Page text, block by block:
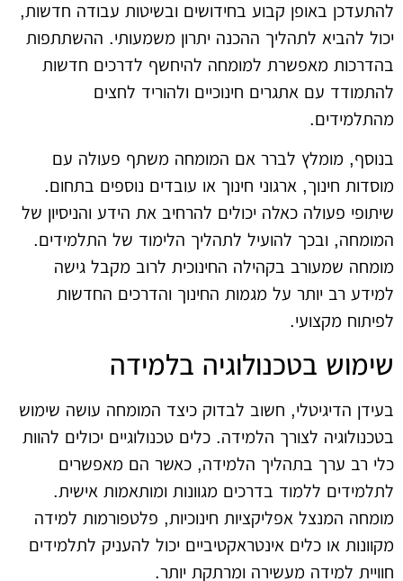
להתעדכן באופן קבוע בחידושים ובשיטות עבודה חדשות,
יכול להביא לתהליך ההכנה יתרון משמעותי. ההשתתפות
בהדרכות מאפשרת למומחה להיחשף לדרכים חדשות
להתמודד עם אתגרים חינוכיים ולהוריד לחצים
מהתלמידים.
בנוסף, מומלץ לברר אם המומחה משתף פעולה עם
מוסדות חינוך, ארגוני חינוך או עובדים נוספים בתחום.
שיתופי פעולה כאלה יכולים להרחיב את הידע והניסיון של
המומחה, ובכך להועיל לתהליך הלימוד של התלמידים.
מומחה שמעורב בקהילה החינוכית לרוב מקבל גישה
למידע רב יותר על מגמות החינוך והדרכים החדשות
לפיתוח מקצועי.
שימוש בטכנולוגיה בלמידה
בעידן הדיגיטלי, חשוב לבדוק כיצד המומחה עושה שימוש
בטכנולוגיה לצורך הלמידה. כלים טכנולוגיים יכולים להוות
כלי רב ערך בתהליך הלמידה, כאשר הם מאפשרים
לתלמידים ללמוד בדרכים מגוונות ומותאמות אישית.
מומחה המנצל אפליקציות חינוכיות, פלטפורמות למידה
מקוונות או כלים אינטראקטיביים יכול להעניק לתלמידים
חוויית למידה מעשירה ומרתקת יותר.